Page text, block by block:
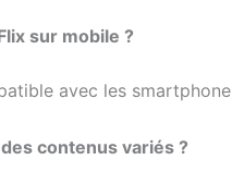
sur mobile ?
avec les
contenus variés ?